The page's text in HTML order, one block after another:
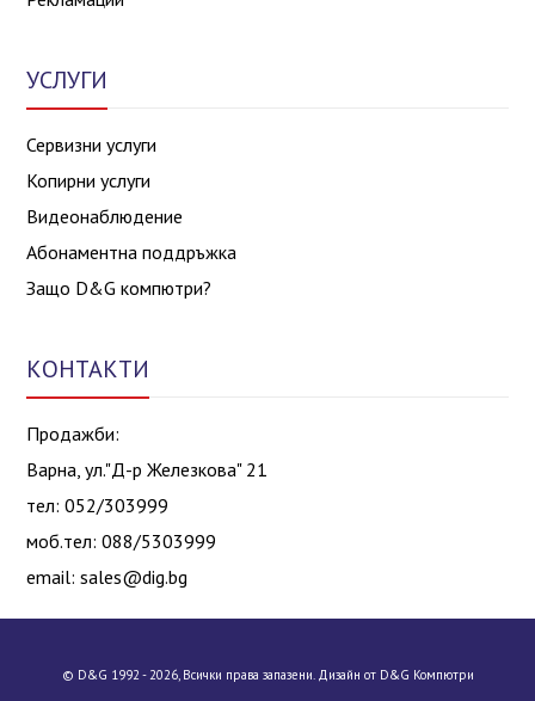
УСЛУГИ
Сервизни услуги
Копирни услуги
Видеонаблюдение
Абонаментна поддръжка
Защо D&G компютри?
КОНТАКТИ
Продажби:
Варна, ул."Д-р Железкова" 21
тел: 052/303999
моб.тел: 088/5303999
email:sales@dig.bg
© D&G 1992 - 2026, Всички права запазени. Дизайн от D&G Компютри